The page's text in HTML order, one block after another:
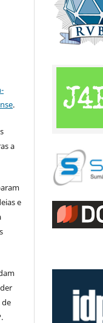
.
a
e
de